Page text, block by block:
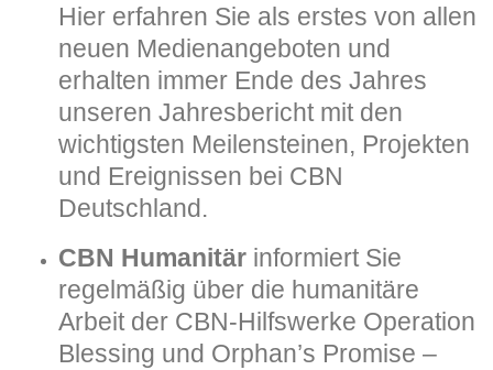
Hier erfahren Sie als erstes von allen
neuen Medienangeboten und
erhalten immer Ende des Jahres
unseren Jahresbericht mit den
wichtigsten Meilensteinen, Projekten
und Ereignissen bei CBN
Deutschland.
CBN Humanitärinformiert Sie
regelmäßig über die humanitäre
Arbeit der CBN-Hilfswerke Operation
Blessing und Orphan’s Promise –